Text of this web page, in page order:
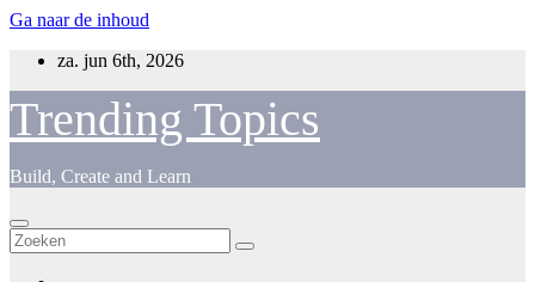
Ga naar de inhoud
za. jun 6th, 2026
Trending Topics
Build, Create and Learn